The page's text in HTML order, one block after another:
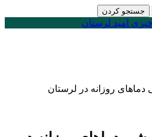
دما‌های روزانه در لرستان